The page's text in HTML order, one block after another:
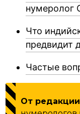
нумеролог
Что
предвидит
Частые
От